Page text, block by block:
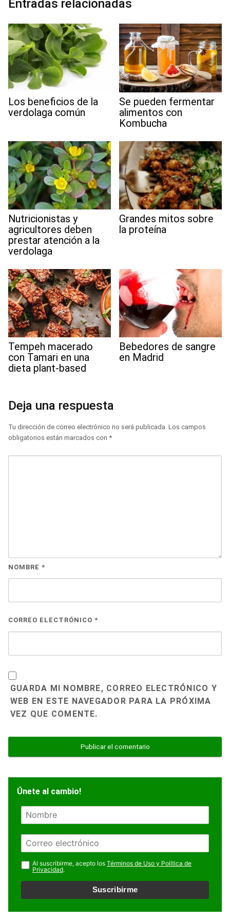
k
n
p
Entradas relacionadas
Los beneficios de la
verdolaga común
Se pueden fermentar
alimentos con
Kombucha
Nutricionistas y
agricultores deben
prestar atención a la
verdolaga
Grandes mitos sobre
la proteína
Tempeh macerado
con Tamari en una
dieta plant-based
Bebedores de sangre
en Madrid
Deja una respuesta
Tu dirección de correo electrónico no será publicada. Los campos
obligatorios están marcados con *
NOMBRE *
CORREO ELECTRÓNICO *
GUARDA MI NOMBRE, CORREO ELECTRÓNICO Y
WEB EN ESTE NAVEGADOR PARA LA PRÓXIMA
VEZ QUE COMENTE.
Únete al cambio!
N
r
e
E
m
a
i
l
Al suscribirme, acepto los Términos de Uso y Política de
Privacidad.
Suscribirme